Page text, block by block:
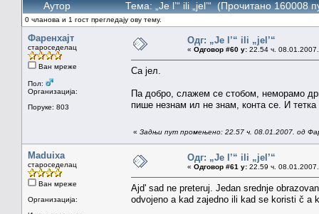
Аутор Тема: „Je l’“ ili „jel’“ (Прочитано 160008
0 чланова и 1 гост прегледају ову тему.
Фаренхајт
староседелац
Ван мреже
Пол:
Организација:
Поруке: 803
Одг: „Je l’“ ili „jel’“
« Одговор #60 у: 22.54 ч.
Са јел.
Па добро, слажем се стобом, неморамо
пише незнам ил не знам, конта се. И
« Задњи пут промењено: 22.57 ч. 08.01.2007. од
Maduixa
староседелац
Ван мреже
Организација:
Одг: „Je l’“ ili „jel’“
« Одговор #61 у: 22.59 ч.
Ajd' sad ne preteruj. Jedan srednje
odvojeno a kad zajedno ili kad se koristi č